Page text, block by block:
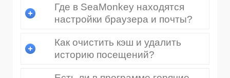
Где в SeaMonkey находятся
настройки браузера и почты?
Как очистить кэш и удалить
историю посещений?